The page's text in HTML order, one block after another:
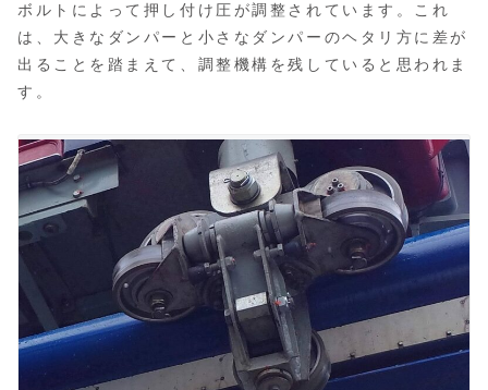
ボルトによって押し付け圧が調整されています。これ
は、大きなダンパーと小さなダンパーのヘタリ方に差が
出ることを踏まえて、調整機構を残していると思われま
す。